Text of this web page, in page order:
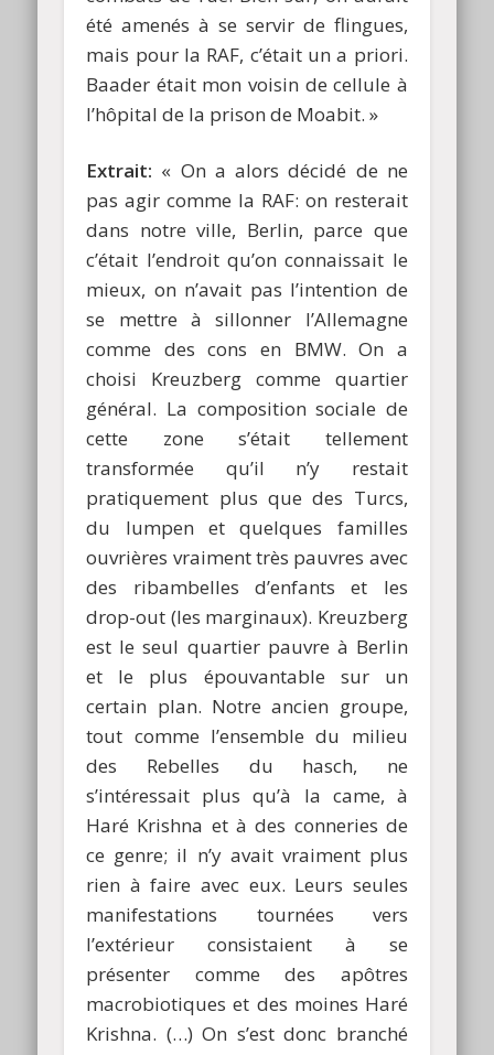
été amenés à se servir de flingues,
mais pour la RAF, c’était un a priori.
Baader était mon voisin de cellule à
l’hôpital de la prison de Moabit. »
Extrait: « On a alors décidé de ne
pas agir comme la RAF: on resterait
dans notre ville, Berlin, parce que
c’était l’endroit qu’on connaissait le
mieux, on n’avait pas l’intention de
se mettre à sillonner l’Allemagne
comme des cons en BMW. On a
choisi Kreuzberg comme quartier
général. La composition sociale de
cette zone s’était tellement
transformée qu’il n’y restait
pratiquement plus que des Turcs,
du lumpen et quelques familles
ouvrières vraiment très pauvres avec
des ribambelles d’enfants et les
drop-out (les marginaux). Kreuzberg
est le seul quartier pauvre à Berlin
et le plus épouvantable sur un
certain plan. Notre ancien groupe,
tout comme l’ensemble du milieu
des Rebelles du hasch, ne
s’intéressait plus qu’à la came, à
Haré Krishna et à des conneries de
ce genre; il n’y avait vraiment plus
rien à faire avec eux. Leurs seules
manifestations tournées vers
l’extérieur consistaient à se
présenter comme des apôtres
macrobiotiques et des moines Haré
Krishna. (…) On s’est donc branché